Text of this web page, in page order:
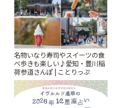
名物いなり寿司やスイーツの食
べ歩きも楽しい♪愛知・豊川稲
荷参道さんぽ | ことりっぷ